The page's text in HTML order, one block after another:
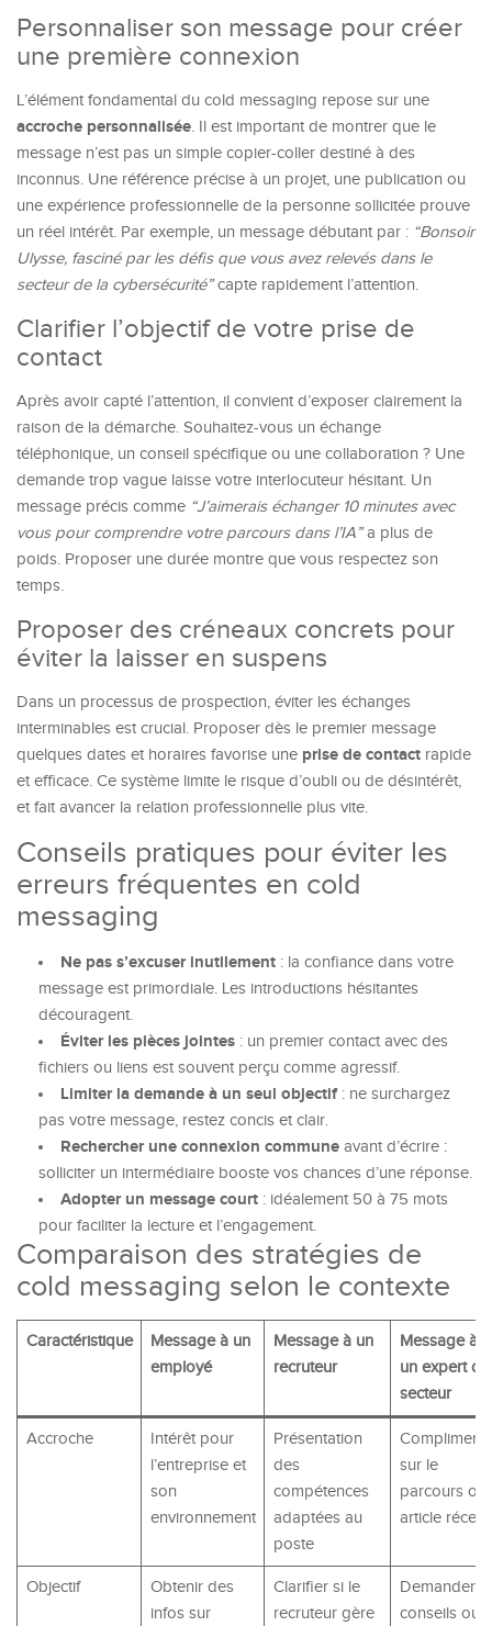
Personnaliser son message pour créer
une première connexion
L’élément fondamental du cold messaging repose sur une
accroche personnalisée. Il est important de montrer que le
message n’est pas un simple copier-coller destiné à des
inconnus. Une référence précise à un projet, une publication ou
une expérience professionnelle de la personne sollicitée prouve
un réel intérêt. Par exemple, un message débutant par : “Bonsoir
Ulysse, fasciné par les défis que vous avez relevés dans le
secteur de la cybersécurité”capte rapidement l’attention.
Clarifier l’objectif de votre prise de
contact
Après avoir capté l’attention, il convient d’exposer clairement la
raison de la démarche. Souhaitez-vous un échange
téléphonique, un conseil spécifique ou une collaboration ? Une
demande trop vague laisse votre interlocuteur hésitant. Un
message précis comme “J’aimerais échanger 10 minutes avec
vous pour comprendre votre parcours dans l’IA”a plus de
poids. Proposer une durée montre que vous respectez son
temps.
Proposer des créneaux concrets pour
éviter la laisser en suspens
Dans un processus de prospection, éviter les échanges
interminables est crucial. Proposer dès le premier message
quelques dates et horaires favorise une prise de contact rapide
et efficace. Ce système limite le risque d’oubli ou de désintérêt,
et fait avancer la relation professionnelle plus vite.
Conseils pratiques pour éviter les
erreurs fréquentes en cold
messaging
Ne pas s’excuser inutilement : la confiance dans votre
message est primordiale. Les introductions hésitantes
découragent.
Éviter les pièces jointes : un premier contact avec des
fichiers ou liens est souvent perçu comme agressif.
Limiter la demande à un seul objectif: ne surchargez
pas votre message, restez concis et clair.
Rechercher une connexion commune avant d’écrire :
solliciter un intermédiaire booste vos chances d’une réponse.
Adopter un message court : idéalement 50 à 75 mots
pour faciliter la lecture et l’engagement.
Comparaison des stratégies de
cold messaging selon le contexte
Caractéristique
Message à un
employé
Message à un
recruteur
Message à
un expert du
secteur
Accroche
Intérêt pour
l’entreprise et
son
environnement
Présentation
des
compétences
adaptées au
poste
Compliment
sur le
parcours ou
article récent
Objectif
Obtenir des
infos sur
Clarifier si le
recruteur gère
Demander
conseils ou